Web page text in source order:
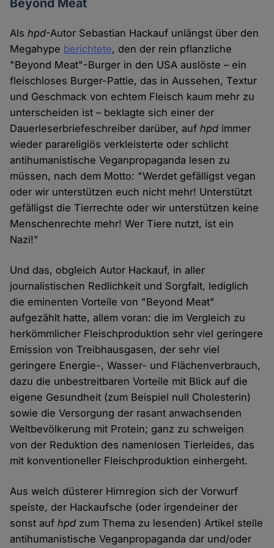
Beyond Meat
Alshpd-Autor Sebastian Hackauf unlängst über den
Megahype berichtete, den der rein pflanzliche
"Beyond Meat"-Burger in den USA auslöste – ein
fleischloses Burger-Pattie, das in Aussehen, Textur
und Geschmack von echtem Fleisch kaum mehr zu
unterscheiden ist – beklagte sich einer der
Dauerleserbriefeschreiber darüber, aufhpd immer
wieder parareligiös verkleisterte oder schlicht
antihumanistische Veganpropaganda lesen zu
müssen, nach dem Motto: "Werdet gefälligst vegan
oder wir unterstützen euch nicht mehr! Unterstützt
gefälligst die Tierrechte oder wir unterstützen keine
Menschenrechte mehr! Wer Tiere nutzt, ist ein
Nazi!"
Und das, obgleich Autor Hackauf, in aller
journalistischen Redlichkeit und Sorgfalt, lediglich
die eminenten Vorteile von "Beyond Meat"
aufgezählt hatte, allem voran: die im Vergleich zu
herkömmlicher Fleischproduktion sehr viel geringere
Emission von Treibhausgasen, der sehr viel
geringere Energie-, Wasser- und Flächenverbrauch,
dazu die unbestreitbaren Vorteile mit Blick auf die
eigene Gesundheit (zum Beispiel null Cholesterin)
sowie die Versorgung der rasant anwachsenden
Weltbevölkerung mit Protein; ganz zu schweigen
von der Reduktion des namenlosen Tierleides, das
mit konventioneller Fleischproduktion einhergeht.
Aus welch düsterer Hirnregion sich der Vorwurf
speiste, der Hackaufsche (oder irgendeiner der
sonst aufhpd zum Thema zu lesenden) Artikel stelle
antihumanistische Veganpropaganda dar und/oder